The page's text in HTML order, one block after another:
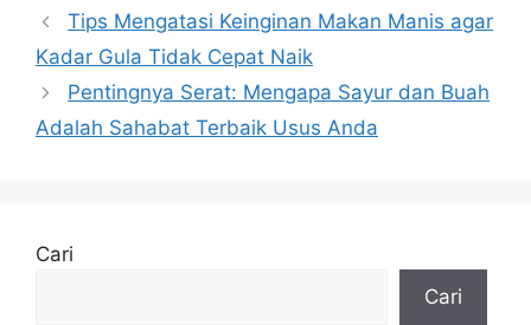
Tips Mengatasi Keinginan Makan Manis agar
Kadar Gula Tidak Cepat Naik
Pentingnya Serat: Mengapa Sayur dan Buah
Adalah Sahabat Terbaik Usus Anda
Cari
Cari